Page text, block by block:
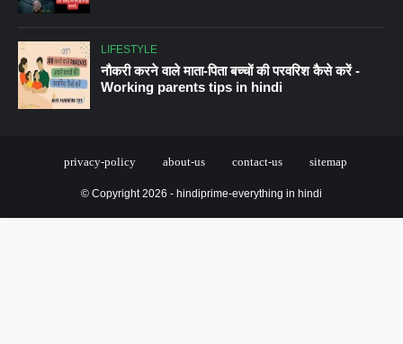
LIFESTYLE
नौकरी करने वाले माता-पिता बच्चों की परवरिश कैसे करें -
Working parents tips in hindi
© Copyright2026 - hindiprime-everything in hindi